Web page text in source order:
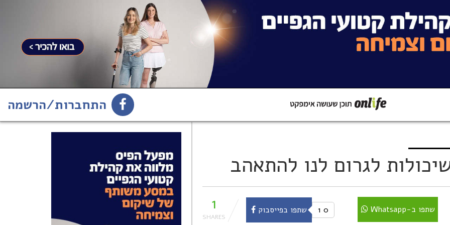
התחברות/הרשמה
הירשמו לניוזלטר 1
שתפו ב-Whatsapp 0 שתפו בפייסבוק 1